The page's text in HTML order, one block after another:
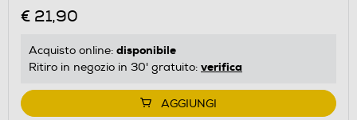
€ 21,90
Acquisto online: disponibile
Ritiro in negozio in 30' gratuito: verifica
AGGIUNGI